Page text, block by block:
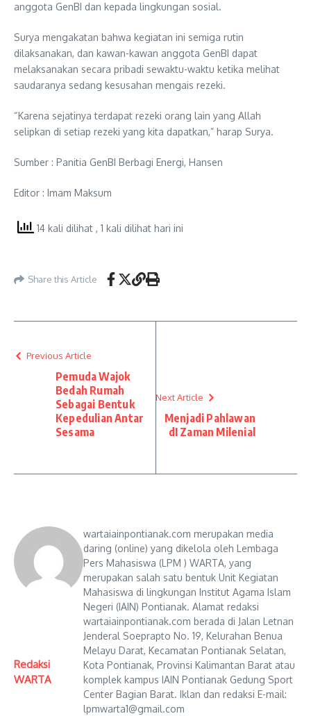
anggota GenBI dan kepada lingkungan sosial.
Surya mengakatan bahwa kegiatan ini semiga rutin
dilaksanakan, dan kawan-kawan anggota GenBI dapat
melaksanakan secara pribadi sewaktu-waktu ketika melihat
saudaranya sedang kesusahan mengais rezeki.
“Karena sejatinya terdapat rezeki orang lain yang Allah
selipkan di setiap rezeki yang kita dapatkan,” harap Surya.
Sumber : Panitia GenBI Berbagi Energi, Hansen
Editor : Imam Maksum
14 kali dilihat , 1 kali dilihat hari ini
Share this Article
Previous Article
Pemuda Wajok
Bedah Rumah
Sebagai Bentuk
Kepedulian Antar
Sesama
Next Article
Menjadi Pahlawan
dI Zaman Milenial
Redaksi
WARTA
wartaiainpontianak.com merupakan media
daring (online) yang dikelola oleh Lembaga
Pers Mahasiswa (LPM ) WARTA, yang
merupakan salah satu bentuk Unit Kegiatan
Mahasiswa di lingkungan Institut Agama Islam
Negeri (IAIN) Pontianak. Alamat redaksi
wartaiainpontianak.com berada di Jalan Letnan
Jenderal Soeprapto No. 19, Kelurahan Benua
Melayu Darat, Kecamatan Pontianak Selatan,
Kota Pontianak, Provinsi Kalimantan Barat atau
komplek kampus IAIN Pontianak Gedung Sport
Center Bagian Barat. Iklan dan redaksi E-mail:
lpmwarta1@gmail.com